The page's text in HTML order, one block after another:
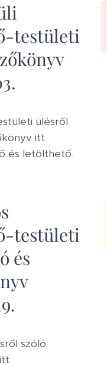
testületi
ülésről
itt
és letölthető.
testületi
és
szóló